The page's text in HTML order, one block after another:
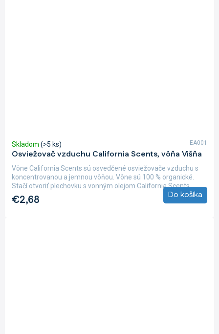
Osviežovač vzduchu California Scents, vôňa Višňa
Skladom (>5 ks)
€2,68 Do košíka
Vône California Scents sú osvedčené osviežovače vzduchu s
koncentrovanou a jemnou vôňou. Vône sú 100 % organické.
Stačí otvoriť plechovku s vonným olejom California Scents,...
EA001